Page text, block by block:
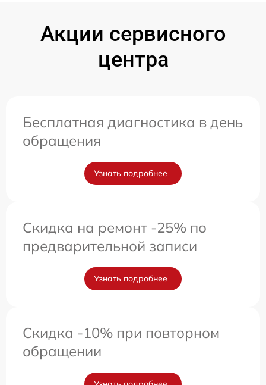
Акции сервисного
центра
Бесплатная диагностика в день
обращения
Узнать подробнее
Скидка на ремонт -25% по
предварительной записи
Узнать подробнее
Скидка -10% при повторном
обращении